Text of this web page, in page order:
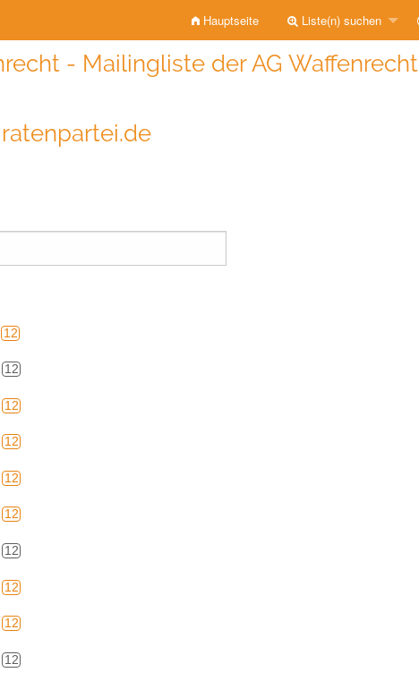
Hauptseite Liste(n) suchen
- Mailingliste der AG Waffenrecht
12
12
12
12
12
12
12
12
12
12